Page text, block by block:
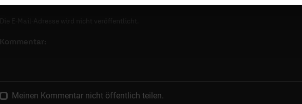
Kommentar:
Meinen Kommentar nicht öffentlich teilen.